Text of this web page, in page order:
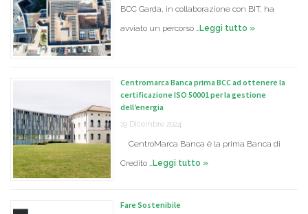
BCC Garda, in collaborazione con BIT, ha
avviato un percorso …Leggi tutto »
Centromarca Banca prima BCC ad ottenere la
certificazione ISO 50001 per la gestione
dell’energia
19 Dicembre 2024
CentroMarca Banca è la prima Banca di
Credito …Leggi tutto »
Fare Sostenibile